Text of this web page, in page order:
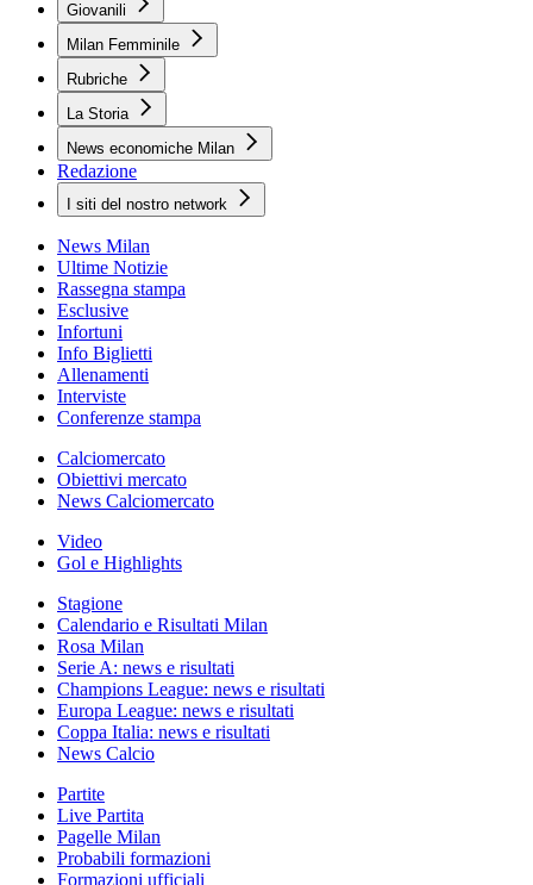
Giovanili
Milan Femminile
Rubriche
La Storia
News economiche Milan
Redazione
I siti del nostro network
News Milan
Ultime Notizie
Rassegna stampa
Esclusive
Infortuni
Info Biglietti
Allenamenti
Interviste
Conferenze stampa
Calciomercato
Obiettivi mercato
News Calciomercato
Video
Gol e Highlights
Stagione
Calendario e Risultati Milan
Rosa Milan
Serie A: news e risultati
Champions League: news e risultati
Europa League: news e risultati
Coppa Italia: news e risultati
News Calcio
Partite
Live Partita
Pagelle Milan
Probabili formazioni
Formazioni ufficiali